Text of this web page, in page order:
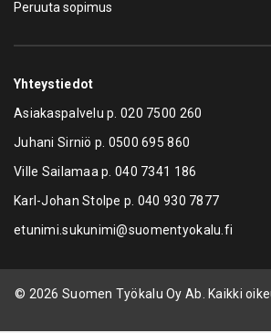
Peruuta sopimus
Yhteystiedot
Asiakaspalvelu p.020 7500 260
Juhani Sirniö p. 0500 695 860
Ville Sailamaa p.040 7341 186
Karl-Johan Stolpe p. 040 930 7877
etunimi.sukunimi@suomentyokalu.fi
© 2026 Suomen Työkalu Oy Ab. Kaikki